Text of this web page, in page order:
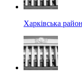
Харківська